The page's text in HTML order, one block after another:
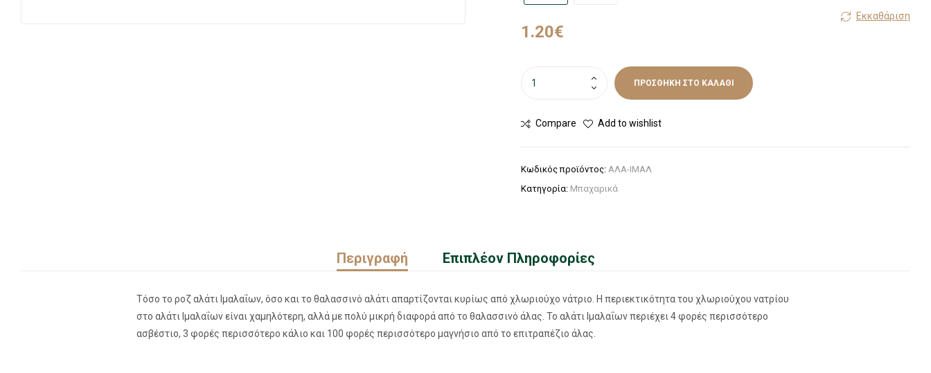
Εκκαθάριση
1.20€
ΠΡΟΣΘΉΚΗ ΣΤΟ ΚΑΛΆΘΙ
Compare Add to wishlist
Κωδικός προϊόντος: ΑΛΑ-ΙΜΑΛ
Κατηγορία: Μπαχαρικά
Περιγραφή Επιπλέον Πληροφορίες
Τόσο το ροζ αλάτι Ιμαλαΐων, όσο και το θαλασσινό αλάτι απαρτίζονται κυρίως από χλωριούχο νάτριο. Η περιεκτικότητα του χλωριούχου νατρίου
στο αλάτι Ιμαλαΐων είναι χαμηλότερη, αλλά με πολύ μικρή διαφορά από το θαλασσινό άλας. Το αλάτι Ιμαλαΐων περιέχει 4 φορές περισσότερο
ασβέστιο, 3 φορές περισσότερο κάλιο και 100 φορές περισσότερο μαγνήσιο από το επιτραπέζιο άλας.